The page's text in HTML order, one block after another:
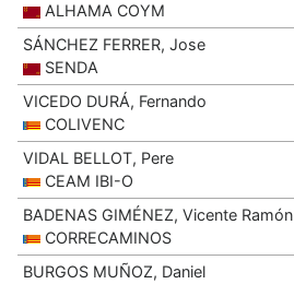
ALHAMA COYM
SÁNCHEZ FERRER, Jose
SENDA
VICEDO DURÁ, Fernando
COLIVENC
VIDAL BELLOT, Pere
CEAM IBI-O
BADENAS GIMÉNEZ, Vicente Ramón
CORRECAMINOS
BURGOS MUÑOZ, Daniel